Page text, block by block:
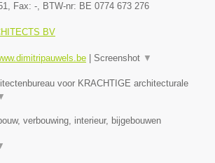
, Fax: -, BTW-nr: BE 0774 673 276
BV
Screenshot ▼
voor KRACHTIGE architecturale
verbouwing, interieur, bijgebouwen